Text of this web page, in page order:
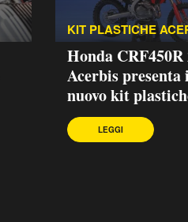
KIT PLASTICHE
Honda CRF450R
Acerbis presenta
nuovo kit
LEGGI